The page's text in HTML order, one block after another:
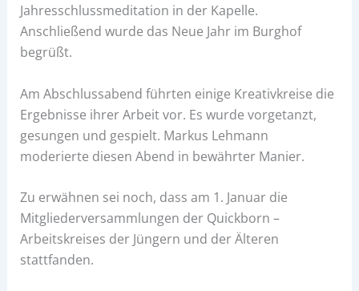
Jahresschlussmeditation in der Kapelle.
Anschließend wurde das Neue Jahr im Burghof
begrüßt.
Am Abschlussabend führten einige Kreativkreise die
Ergebnisse ihrer Arbeit vor. Es wurde vorgetanzt,
gesungen und gespielt. Markus Lehmann
moderierte diesen Abend in bewährter Manier.
Zu erwähnen sei noch, dass am 1. Januar die
Mitgliederversammlungen der Quickborn –
Arbeitskreises der Jüngern und der Älteren
stattfanden.